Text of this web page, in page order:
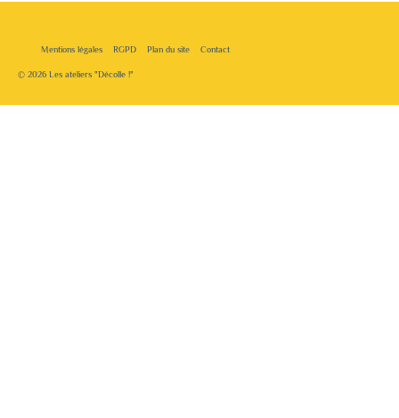
Mentions légales RGPD Plan du site Contact
© 2026 Les ateliers "Décolle !"